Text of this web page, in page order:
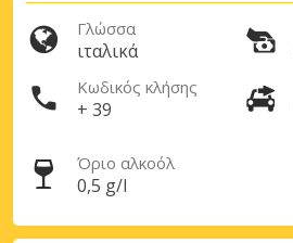
Γλώσσα
ιταλικά
Κωδικός κλήσης
+ 39
Όριο αλκοόλ
0,5 g/l